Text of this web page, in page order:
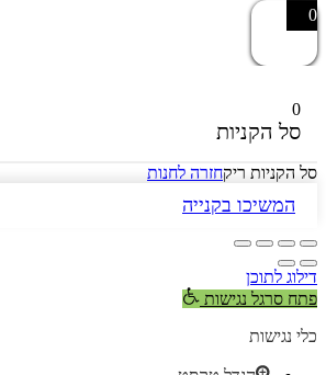
0
0
סל הקניות
סל הקניות ריקחזרה לחנות
המשיכו בקנייה
דילוג לתוכן
פתח סרגל נגישות
כלי נגישות